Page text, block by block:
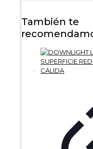
También te